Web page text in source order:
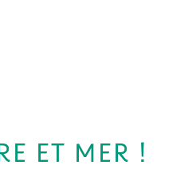
ET MER !